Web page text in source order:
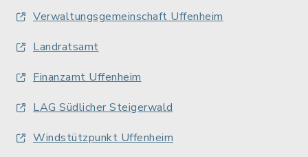
Verwaltungsgemeinschaft Uffenheim
Landratsamt
Finanzamt Uffenheim
LAG Südlicher Steigerwald
Windstützpunkt Uffenheim